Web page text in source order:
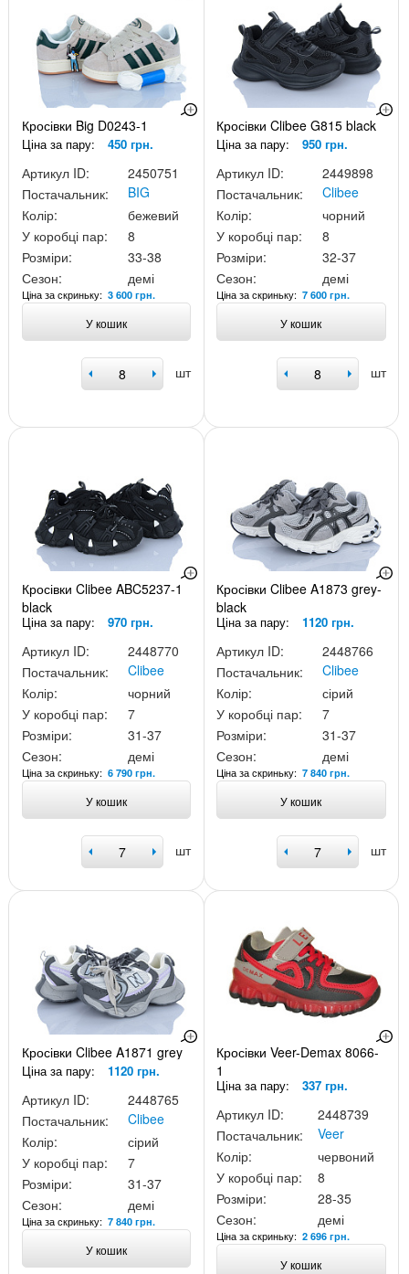
Кросівки Big D0243-1
Ціна за пару: 450 грн.
Артикул ID:
2450751
Постачальник:
BIG
Колір:
бежевий
У коробці пар:
8
Розміри:
33-38
Сезон:
демі
Ціна за скриньку: 3 600 грн.
У кошик
шт
Кросівки Clibee G815 black
Ціна за пару: 950 грн.
Артикул ID:
2449898
Постачальник:
Clibee
Колір:
чорний
У коробці пар:
8
Розміри:
32-37
Сезон:
демі
Ціна за скриньку:7 600 грн.
У кошик
шт
Кросівки Clibee ABC5237-1
black
Ціна за пару: 970 грн.
Артикул ID:
2448770
Постачальник:
Clibee
Колір:
чорний
У коробці пар:
7
Розміри:
31-37
Сезон:
демі
Ціна за скриньку: 6 790 грн.
У кошик
шт
Кросівки Clibee A1873 grey-
black
Ціна за пару: 1120 грн.
Артикул ID:
2448766
Постачальник:
Clibee
Колір:
сірий
У коробці пар:
7
Розміри:
31-37
Сезон:
демі
Ціна за скриньку:7 840 грн.
У кошик
шт
Кросівки Clibee A1871 grey
Ціна за пару: 1120 грн.
Артикул ID:
2448765
Постачальник:
Clibee
Колір:
сірий
У коробці пар:
7
Розміри:
31-37
Сезон:
демі
Ціна за скриньку: 7 840 грн.
У кошик
Кросівки Veer-Demax 8066-
1
Ціна за пару: 337 грн.
Артикул ID:
2448739
Постачальник:
Veer
Колір:
червоний
У коробці пар:
8
Розміри:
28-35
Сезон:
демі
Ціна за скриньку:2 696 грн.
У кошик